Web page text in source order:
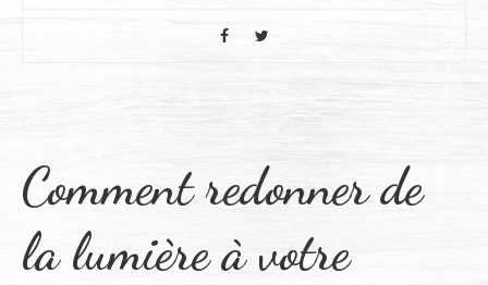
Comment redonner de
la lumière à votre